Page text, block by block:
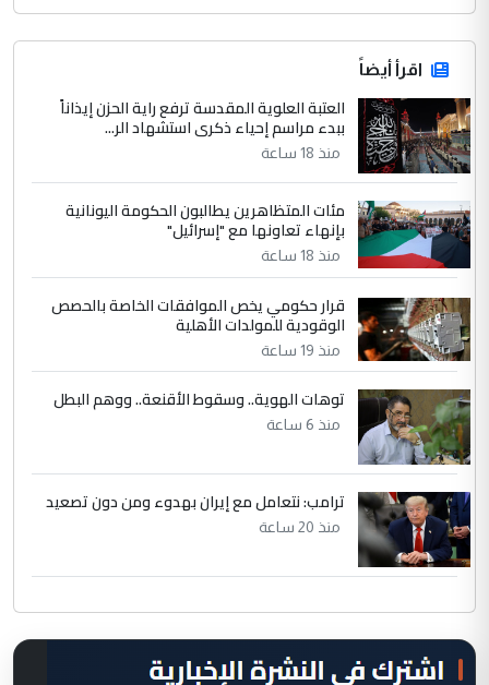
اقرأ أيضاً
العتبة العلوية المقدسة ترفع راية الحزن إيذاناً
ببدء مراسم إحياء ذكرى استشهاد الر...
منذ 18 ساعة
مئات المتظاهرين يطالبون الحكومة اليونانية
بإنهاء تعاونها مع "إسرائيل"
منذ 18 ساعة
قرار حكومي يخص الموافقات الخاصة بالحصص
الوقودية للمولدات الأهلية
منذ 19 ساعة
توهات الهوية.. وسقوط الأقنعة.. ووهم البطل
منذ 6 ساعة
ترامب: نتعامل مع إيران بهدوء ومن دون تصعيد
منذ 20 ساعة